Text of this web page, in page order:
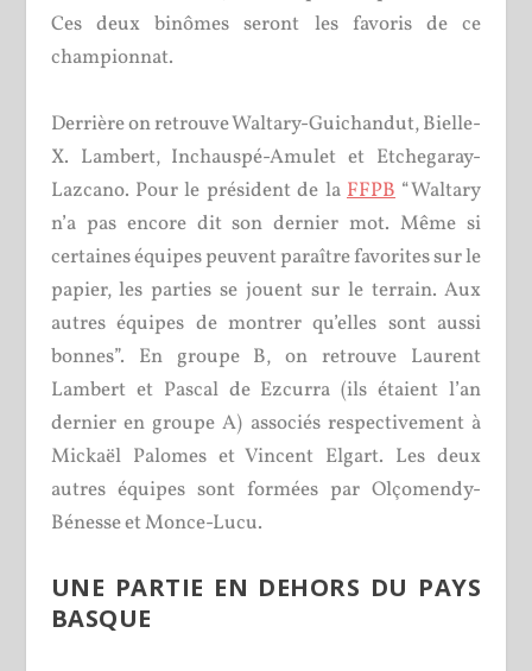
Ces deux binômes seront les favoris de ce
championnat.
Derrière on retrouve Waltary-Guichandut, Bielle-
X. Lambert, Inchauspé-Amulet et Etchegaray-
Lazcano. Pour le président de la FFPB “Waltary
n’a pas encore dit son dernier mot. Même si
certaines équipes peuvent paraître favorites sur le
papier, les parties se jouent sur le terrain. Aux
autres équipes de montrer qu’elles sont aussi
bonnes”. En groupe B, on retrouve Laurent
Lambert et Pascal de Ezcurra (ils étaient l’an
dernier en groupe A) associés respectivement à
Mickaël Palomes et Vincent Elgart. Les deux
autres équipes sont formées par Olçomendy-
Bénesse et Monce-Lucu.
UNE PARTIE EN DEHORS DU PAYS
BASQUE